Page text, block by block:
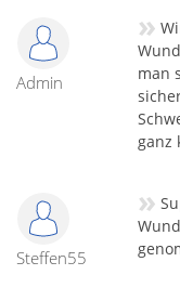
Admin
»
man
ganz
Steffen55
»